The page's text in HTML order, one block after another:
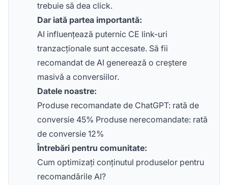
trebuie să dea click.
Dar iată partea importantă:
AI influențează puternic CE link-uri
tranzacționale sunt accesate. Să fii
recomandat de AI generează o creștere
masivă a conversiilor.
Datele noastre:
Produse recomandate de ChatGPT: rată de
conversie 45% Produse nerecomandate: rată
de conversie 12%
Întrebări pentru comunitate:
Cum optimizați conținutul produselor pentru
recomandările AI?